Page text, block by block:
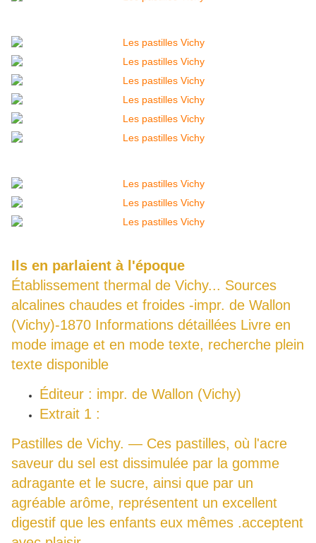
Ils en parlaient à l'époque
Établissement thermal de Vichy... Sources
alcalines chaudes et froides -impr. de Wallon
(Vichy)-1870 Informations détaillées Livre en
mode image et en mode texte, recherche plein
texte disponible
Éditeur : impr. de Wallon (Vichy)
Extrait 1 :
Pastilles de Vichy. — Ces pastilles, où l'acre
saveur du sel est dissimulée par la gomme
adragante et le sucre, ainsi que par un
agréable arôme, représentent un excellent
digestif que les enfants eux mêmes .acceptent